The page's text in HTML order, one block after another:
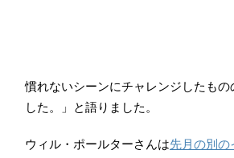
慣れないシーンにチャレンジしたも
した。」と語りました。
ウィル・ポールターさんは先月の別の